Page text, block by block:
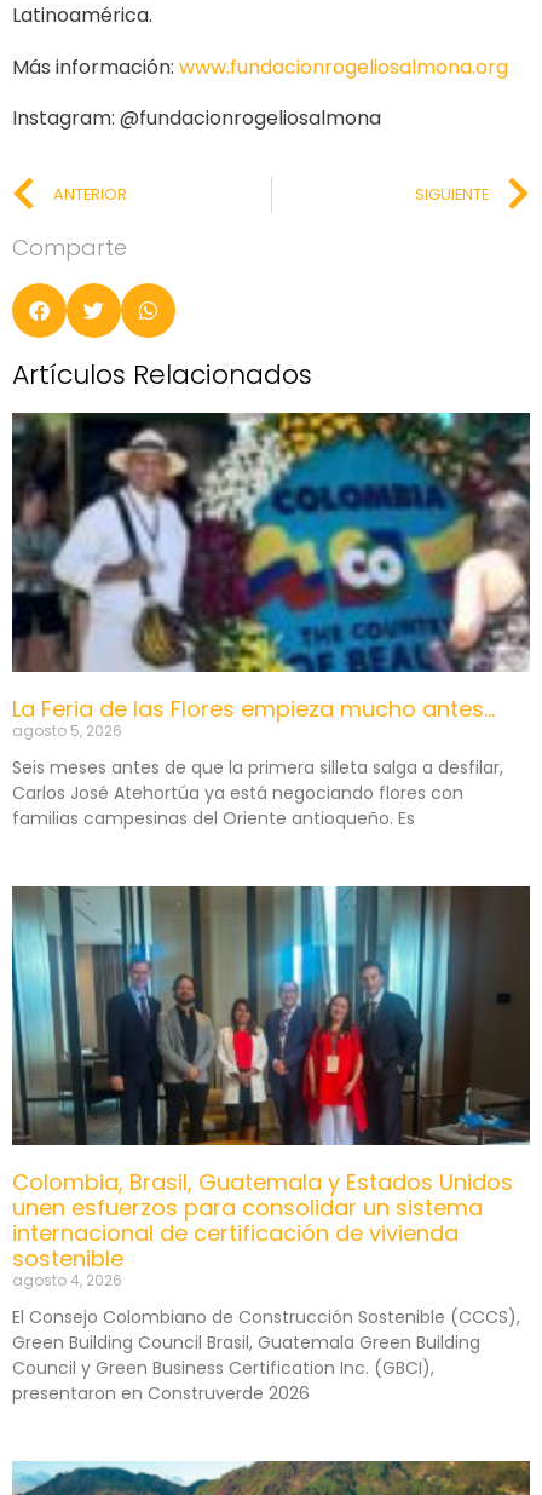
Latinoamérica.
Más información: www.fundacionrogeliosalmona.org
Instagram: @fundacionrogeliosalmona
ANTERIOR SIGUIENTE
Comparte
Artículos Relacionados
La Feria de las Flores empieza mucho antes…
agosto 5, 2026
Seis meses antes de que la primera silleta salga a desfilar,
Carlos José Atehortúa ya está negociando flores con
familias campesinas del Oriente antioqueño. Es
Colombia, Brasil, Guatemala y Estados Unidos
unen esfuerzos para consolidar un sistema
internacional de certificación de vivienda
sostenible
agosto 4, 2026
El Consejo Colombiano de Construcción Sostenible (CCCS),
Green Building Council Brasil, Guatemala Green Building
Council y Green Business Certification Inc. (GBCI),
presentaron en Construverde 2026